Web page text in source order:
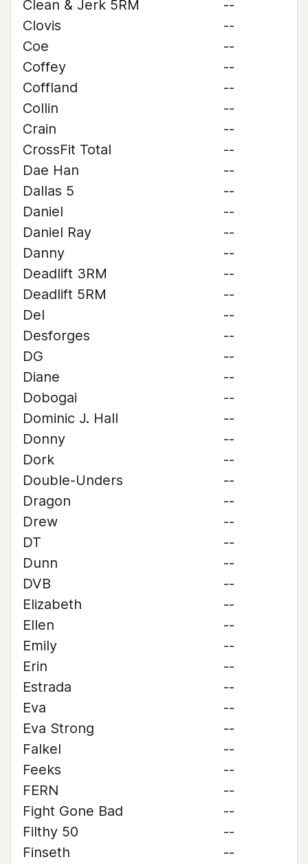
Clean & Jerk 5RM
--
Clovis
--
Coe
--
Coffey
--
Coffland
--
Collin
--
Crain
--
CrossFit Total
--
Dae Han
--
Dallas 5
--
Daniel
--
Daniel Ray
--
Danny
--
Deadlift 3RM
--
Deadlift 5RM
--
Del
--
Desforges
--
DG
--
Diane
--
Dobogai
--
Dominic J. Hall
--
Donny
--
Dork
--
Double-Unders
--
Dragon
--
Drew
--
DT
--
Dunn
--
DVB
--
Elizabeth
--
Ellen
--
Emily
--
Erin
--
Estrada
--
Eva
--
Eva Strong
--
Falkel
--
Feeks
--
FERN
--
Fight Gone Bad
--
Filthy 50
--
Finseth
--